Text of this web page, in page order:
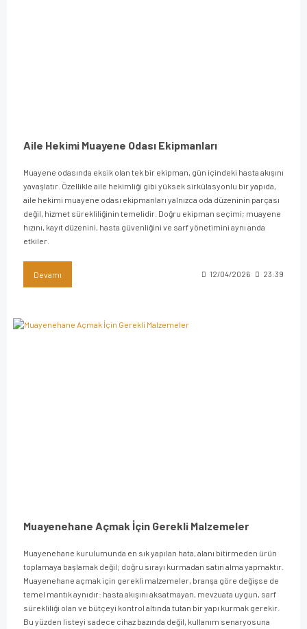
Aile Hekimi Muayene Odası Ekipmanları
Muayene odasında eksik olan tek bir ekipman, gün içindeki hasta akışını
yavaşlatır. Özellikle aile hekimliği gibi yüksek sirkülasyonlu bir yapıda,
aile hekimi muayene odası ekipmanları yalnızca oda düzeninin parçası
değil, hizmet sürekliliğinin temelidir. Doğru ekipman seçimi; muayene
hızını, kayıt düzenini, hasta güvenliğini ve sarf yönetimini aynı anda
etkiler.
Devamı 12/04/2026 23:39
Muayenehane Açmak İçin Gerekli Malzemeler
Muayenehane kurulumunda en sık yapılan hata, alanı bitirmeden ürün
toplamaya başlamak değil; doğru sırayı kurmadan satın alma yapmaktır.
Muayenehane açmak için gerekli malzemeler, branşa göre değişse de
temel mantık aynıdır: hasta akışını aksatmayan, mevzuata uygun, sarf
sürekliliği olan ve bütçeyi kontrol altında tutan bir yapı kurmak gerekir.
Bu yüzden listeyi sadece cihaz bazında değil, kullanım senaryosuna